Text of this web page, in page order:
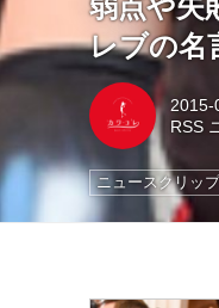
弱点や失
レブの名
2015-
RSS
ニュースクリッ